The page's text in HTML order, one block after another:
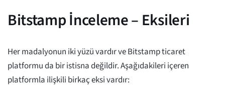
Bitstamp İnceleme – Eksileri
Her madalyonun iki yüzü vardır ve Bitstamp ticaret
platformu da bir istisna değildir. Aşağıdakileri içeren
platformla ilişkili birkaç eksi vardır: